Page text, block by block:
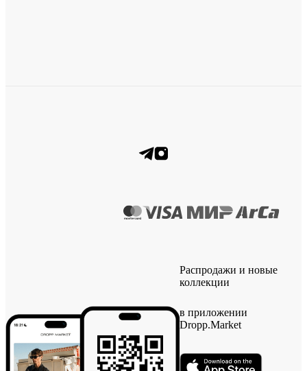
Распродажи и новые
коллекции
в приложении
Dropp.Market